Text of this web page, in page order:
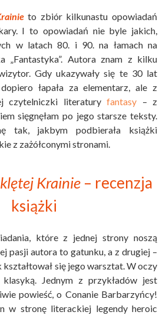
to zbiór kilkunastu opowiadań
I to opowiadań nie byle jakich,
w latach 80. i 90. na łamach na
„Fantastyka”. Autora znam z kilku
Gdy ukazywały się te 30 lat
łapała za elementarz, ale z
czytelniczki literatury fantasy – z
sięgnęłam po jego starsze teksty.
tak, jakbym podbierała książki
z zażółconymi stronami.
Krainie – recenzja
książki
które z jednej strony noszą
pasji autora to gatunku, a z drugiej –
się jego warsztat. W oczy
Jednym z przykładów jest
powieść, o Conanie Barbarzyńcy!
w stronę literackiej legendy heroic